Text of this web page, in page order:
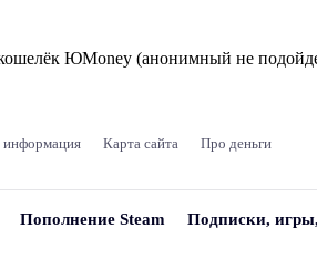
ЮMoney (анонимный не
Карта сайта Про деньги
Пополнение Steam Подписки,